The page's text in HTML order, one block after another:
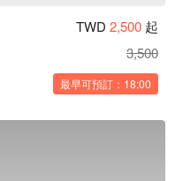
TWD 2,500 起
3,500
最早可預訂：18:00